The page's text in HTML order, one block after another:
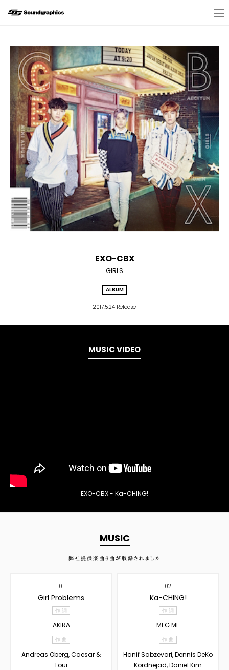
EXO-CBX
GIRLS
ALBUM
2017.5.24 Release
MUSIC VIDEO
EXO-CBX - Ka-CHING!
MUSIC
弊社提供楽曲 6 曲が収録されました
01
Girl Problems
作 詞
AKIRA
作 曲
Andreas Oberg, Caesar &
Loui
02
Ka-CHING!
作 詞
MEG.ME
作 曲
Hanif Sabzevari, Dennis DeKo
Kordnejad, Daniel Kim